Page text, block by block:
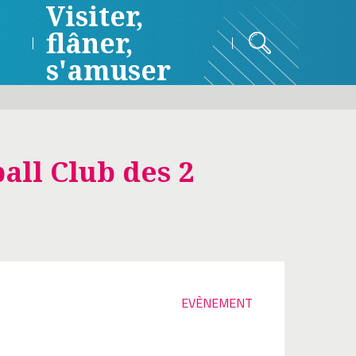
Visiter,
flâner,
s'amuser
Club des 2
EVÈNEMENT